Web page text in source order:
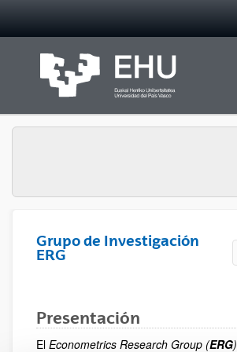
Grupo de Investigación
ERG
Presentación
El Econometrics Research Group (ERG)